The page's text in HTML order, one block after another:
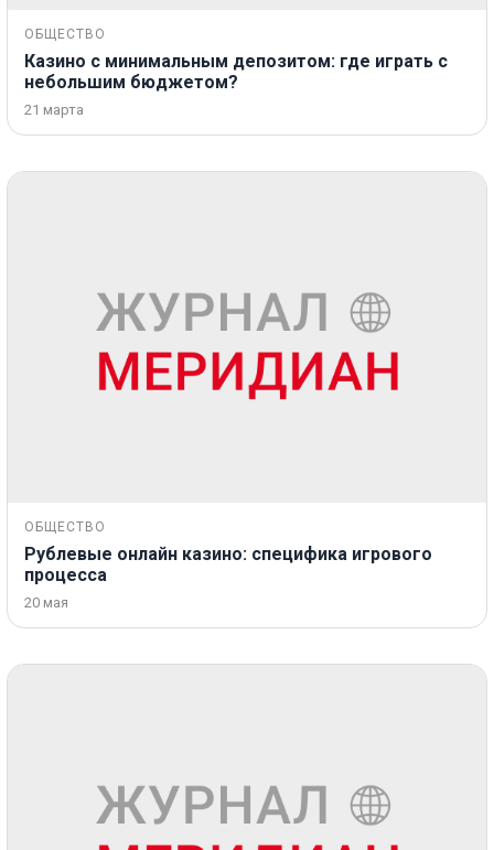
ОБЩЕСТВО
Казино с минимальным депозитом: где играть с
небольшим бюджетом?
21 марта
ОБЩЕСТВО
Рублевые онлайн казино: специфика игрового
процесса
20 мая